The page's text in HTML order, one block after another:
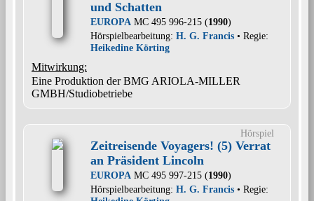
und Schatten
EUROPA MC 495 996-215 (1990)
Hörspielbearbeitung: H. G. Francis • Regie:
Heikedine Körting
Mitwirkung:
Eine Produktion der BMG ARIOLA-MILLER
GMBH/Studiobetriebe
Hörspiel
Zeitreisende Voyagers! (5) Verrat
an Präsident Lincoln
EUROPA MC 495 997-215 (1990)
Hörspielbearbeitung: H. G. Francis • Regie: